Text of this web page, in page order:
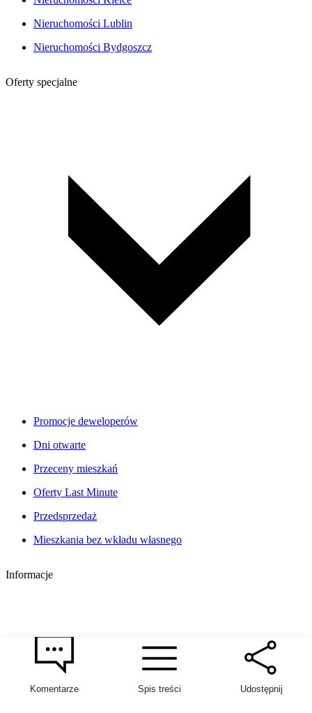
Komentarze Spis treści Udostępnij
Nieruchomości Lublin
Nieruchomości Bydgoszcz
Oferty specjalne
Promocje deweloperów
Dni otwarte
Przeceny mieszkań
Oferty Last Minute
Przedsprzedaż
Mieszkania bez wkładu własnego
Informacje